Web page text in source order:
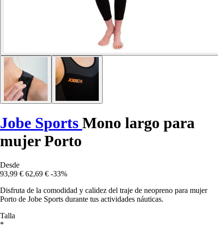
Jobe Sports Mono largo para
mujer Porto
Desde
93,99 € 62,69 € -33%
Disfruta de la comodidad y calidez del traje de neopreno para mujer
Porto de Jobe Sports durante tus actividades náuticas.
Talla
*